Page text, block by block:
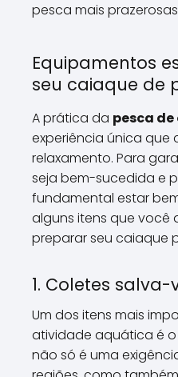
pesca mais
Equipamentos
seu caiaque de
A prática da pesca
experiência única que
relaxamento. Para
seja bem-sucedida e
fundamental estar
alguns itens que você
preparar seu caiaque
1. Coletes salva-
Um dos itens mais
atividade aquática é o
não só é uma